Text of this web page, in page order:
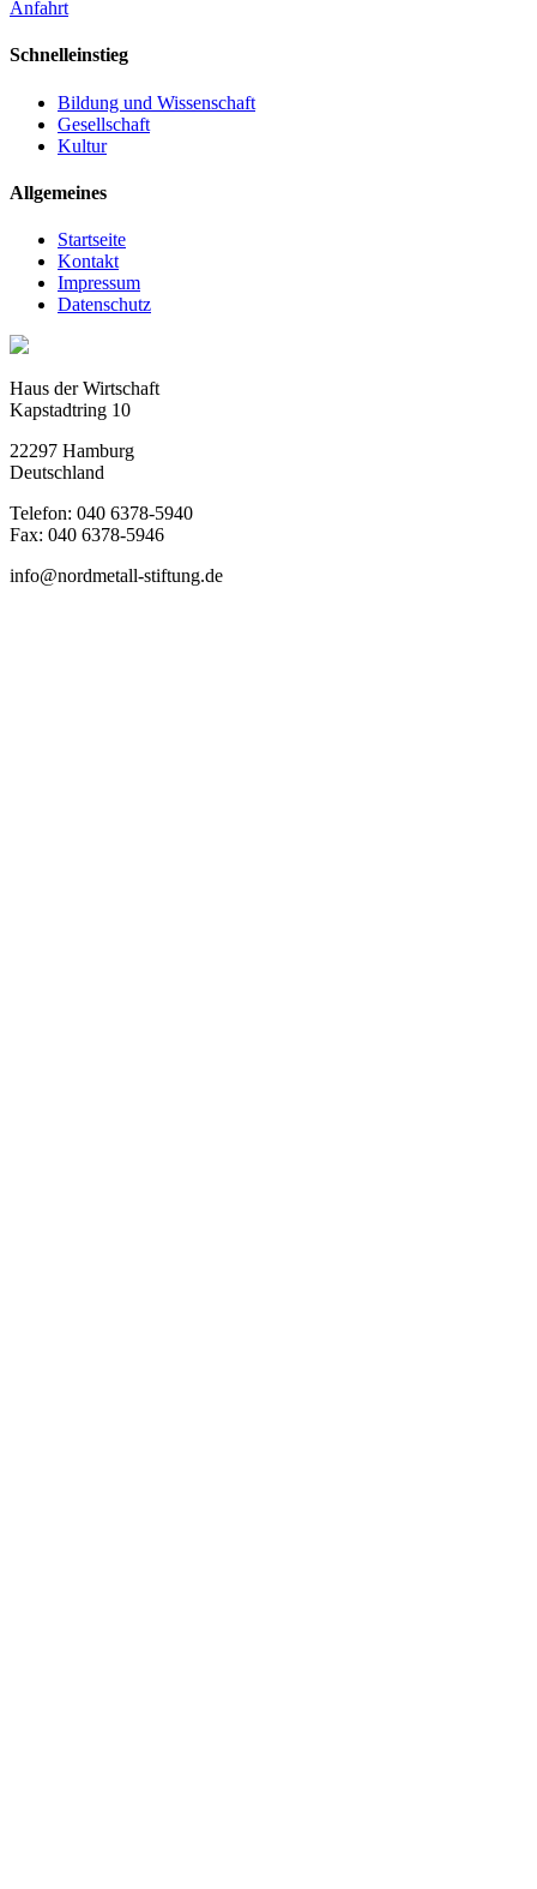
Anfahrt
Schnelleinstieg
Bildung und Wissenschaft
Gesellschaft
Kultur
Allgemeines
Startseite
Kontakt
Impressum
Datenschutz
Haus der Wirtschaft
Kapstadtring 10
22297 Hamburg
Deutschland
Telefon: 040 6378-5940
Fax: 040 6378-5946
info@nordmetall-stiftung.de